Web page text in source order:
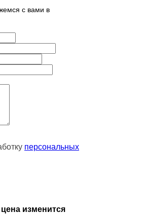
с вами в
персональныx
изменится